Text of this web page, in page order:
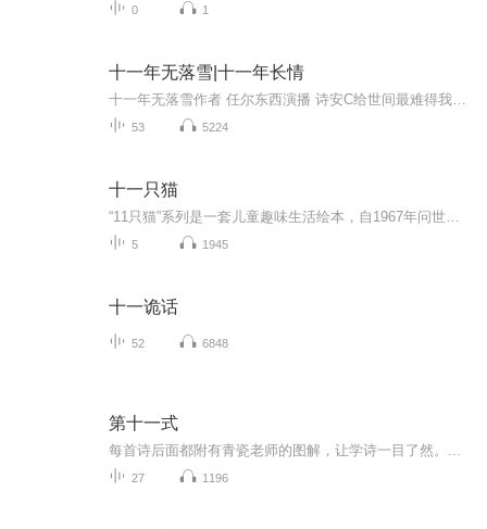
0 1
十一年无落雪|十一年长情
53 5224
十一只猫
5 1945
十一诡话
52 6848
第十一式
每首诗后面都附有青瓷老师的图解，让学诗一目了然。...
27 1196